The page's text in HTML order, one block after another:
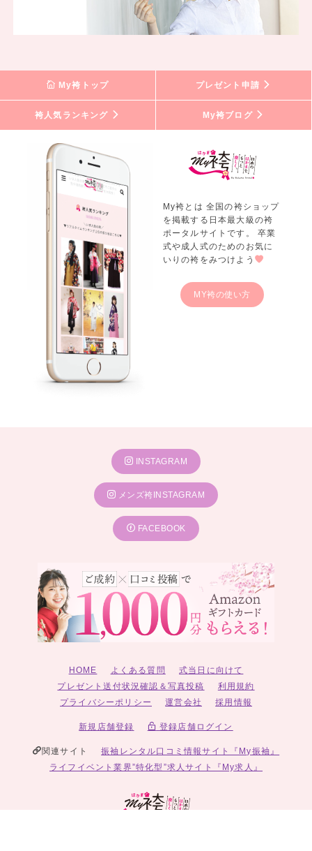
My袴トップ プレゼント申請
袴人気ランキング My袴ブログ
My袴とは 全国の袴ショップ
を掲載する日本最大級の袴
ポータルサイトです。 卒業
式や成人式のためのお気に
いりの袴をみつけよう
MY袴の使い方
INSTAGRAM
メンズ袴INSTAGRAM
FACEBOOK
HOME よくある質問
式当日に向けて
プレゼント送付状況確認＆写真投稿
利用規約
プライバシーポリシー
運営会社 採用情報
新規店舗登録 登録店舗ログイン
関連サイト
振袖レンタル口コミ情報サイト『My振袖』
ライフイベント業界”特化型”求人サイト『My求人』